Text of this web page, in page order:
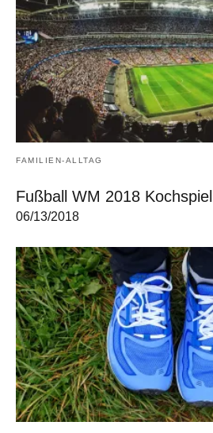
FAMILIEN-ALLTAG
Fußball WM 2018 Kochspiel
06/13/2018